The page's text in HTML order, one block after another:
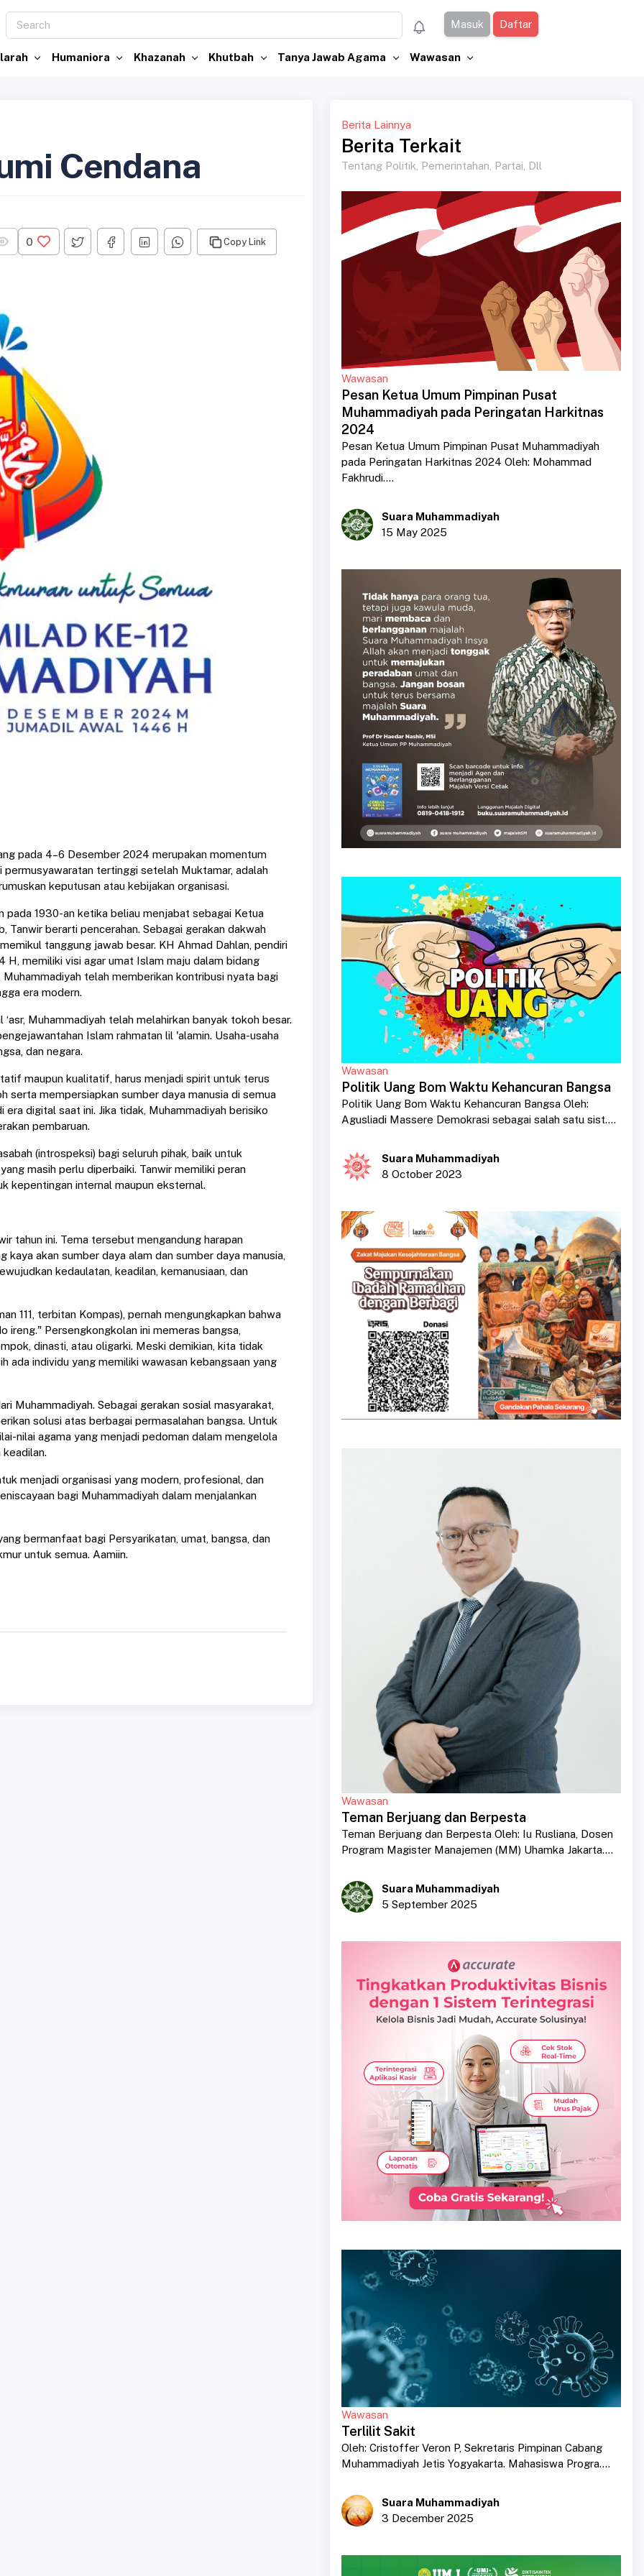
Masuk Daftar
Humaniora Khazanah Khutbah Tanya Jawab Agama Wawasan
Cendana
0 Copy Link
pada 4–6 Desember 2024 merupakan momentum
permusyawaratan tertinggi setelah Muktamar, adalah
keputusan atau kebijakan organisasi.
pada 1930-an ketika beliau menjabat sebagai Ketua
Tanwir berarti pencerahan. Sebagai gerakan dakwah
tanggung jawab besar. KH Ahmad Dahlan, pendiri
H, memiliki visi agar umat Islam maju dalam bidang
telah memberikan kontribusi nyata bagi
era modern.
Muhammadiyah telah melahirkan banyak tokoh besar.
Islam rahmatan lil 'alamin. Usaha-usaha
dan negara.
maupun kualitatif, harus menjadi spirit untuk terus
serta mempersiapkan sumber daya manusia di semua
digital saat ini. Jika tidak, Muhammadiyah berisiko
pembaruan.
(introspeksi) bagi seluruh pihak, baik untuk
masih perlu diperbaiki. Tanwir memiliki peran
kepentingan internal maupun eksternal.
tahun ini. Tema tersebut mengandung harapan
akan sumber daya alam dan sumber daya manusia,
kedaulatan, keadilan, kemanusiaan, dan
111, terbitan Kompas), pernah mengungkapkan bahwa
ireng." Persengkongkolan ini memeras bangsa,
dinasti, atau oligarki. Meski demikian, kita tidak
ada individu yang memiliki wawasan kebangsaan yang
Muhammadiyah. Sebagai gerakan sosial masyarakat,
solusi atas berbagai permasalahan bangsa. Untuk
nilai agama yang menjadi pedoman dalam mengelola
menjadi organisasi yang modern, profesional, dan
bagi Muhammadiyah dalam menjalankan
bermanfaat bagi Persyarikatan, umat, bangsa, dan
untuk semua. Aamiin.
Berita Lainnya
Berita Terkait
Tentang Politik, Pemerintahan, Partai, Dll
Wawasan
Pesan Ketua Umum Pimpinan Pusat
Muhammadiyah pada Peringatan Harkitnas
2024
Pesan Ketua Umum Pimpinan Pusat Muhammadiyah
pada Peringatan Harkitnas 2024 Oleh: Mohammad
Fakhrudi....
Suara Muhammadiyah
15 May 2025
Wawasan
Politik Uang Bom Waktu Kehancuran Bangsa
Politik Uang Bom Waktu Kehancuran Bangsa Oleh:
Agusliadi Massere Demokrasi sebagai salah satu sist....
Suara Muhammadiyah
8 October 2023
Wawasan
Teman Berjuang dan Berpesta
Teman Berjuang dan Berpesta Oleh: Iu Rusliana, Dosen
Program Magister Manajemen (MM) Uhamka Jakarta....
Suara Muhammadiyah
5 September 2025
Wawasan
Terlilit Sakit
Oleh: Cristoffer Veron P, Sekretaris Pimpinan Cabang
Muhammadiyah Jetis Yogyakarta. Mahasiswa Progra....
Suara Muhammadiyah
3 December 2025